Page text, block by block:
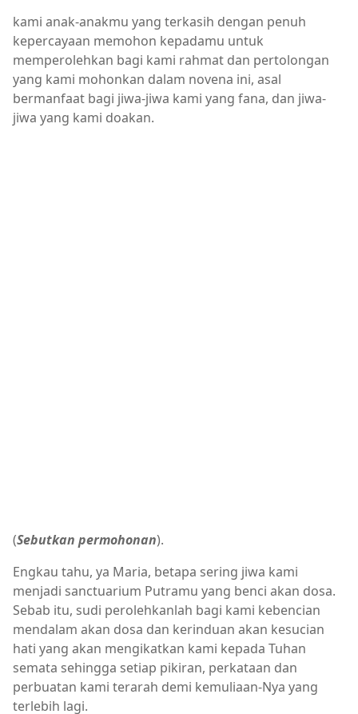
kami anak-anakmu yang terkasih dengan penuh
kepercayaan memohon kepadamu untuk
memperolehkan bagi kami rahmat dan pertolongan
yang kami mohonkan dalam novena ini, asal
bermanfaat bagi jiwa-jiwa kami yang fana, dan jiwa-
jiwa yang kami doakan.
(Sebutkan permohonan).
Engkau tahu, ya Maria, betapa sering jiwa kami
menjadi sanctuarium Putramu yang benci akan dosa.
Sebab itu, sudi perolehkanlah bagi kami kebencian
mendalam akan dosa dan kerinduan akan kesucian
hati yang akan mengikatkan kami kepada Tuhan
semata sehingga setiap pikiran, perkataan dan
perbuatan kami terarah demi kemuliaan-Nya yang
terlebih lagi.